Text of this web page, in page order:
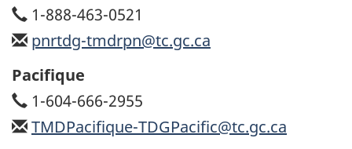
1-888-463-0521
pnrtdg-tmdrpn@tc.gc.ca
Pacifique
1-604-666-2955
TMDPacifique-TDGPacific@tc.gc.ca